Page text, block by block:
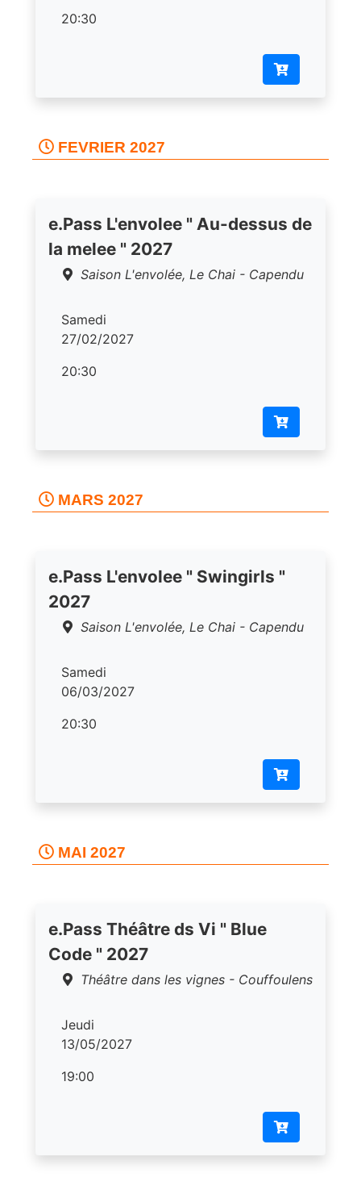
20:30
FEVRIER 2027
e.Pass L'envolee " Au-dessus de
la melee " 2027
Saison L'envolée, Le Chai - Capendu
Samedi
27/02/2027
20:30
MARS 2027
e.Pass L'envolee " Swingirls "
2027
Saison L'envolée, Le Chai - Capendu
Samedi
06/03/2027
20:30
MAI 2027
e.Pass Théâtre ds Vi " Blue
Code " 2027
Théâtre dans les vignes - Couffoulens
Jeudi
13/05/2027
19:00